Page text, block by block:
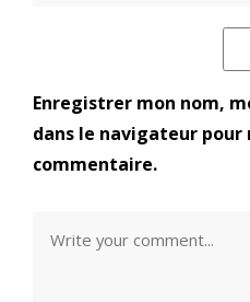
Enregistrer mon nom,
dans le navigateur pour
commentaire.